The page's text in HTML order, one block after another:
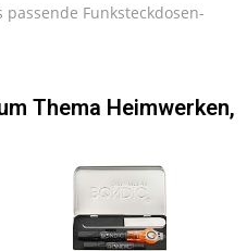
Funksteckdosen-
Thema Heimwerken,